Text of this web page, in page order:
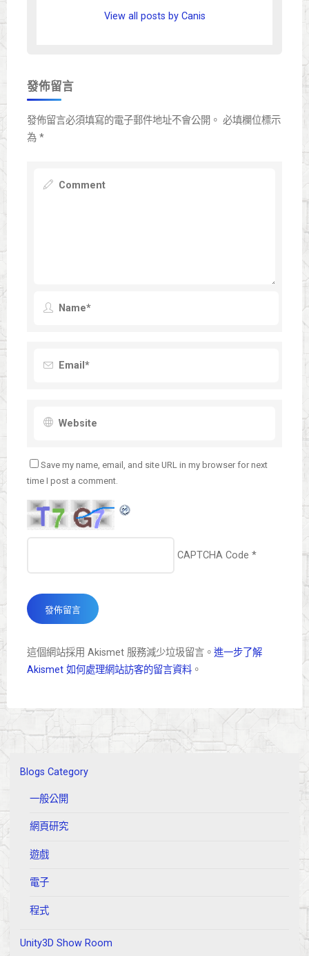
View all posts by Canis
發佈留言
發佈留言必須填寫的電子郵件地址不會公開。 必填欄位標示
為 *
Save my name, email, and site URL in my browser for next
time I post a comment.
CAPTCHA Code *
這個網站採用 Akismet 服務減少垃圾留言。 進一步了解
Akismet 如何處理網站訪客的留言資料。
Blogs Category
一般公開
網頁研究
遊戲
電子
程式
Unity3D Show Room